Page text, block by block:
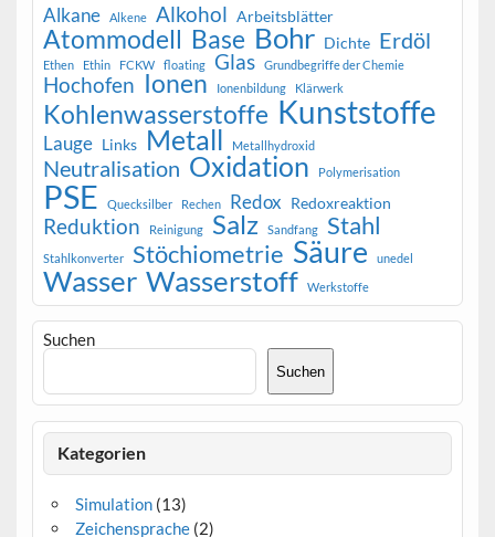
Alkane Alkene Alkohol Arbeitsblätter
Atommodell Base Bohr Dichte Erdöl
Ethen Ethin FCKW floating Glas Grundbegriffe der Chemie
Hochofen Ionen Ionenbildung Klärwerk
Kohlenwasserstoffe Kunststoffe
Lauge Links Metall Metallhydroxid
Neutralisation Oxidation Polymerisation
PSE Quecksilber Rechen Redox Redoxreaktion
Reduktion Reinigung Salz Sandfang Stahl
Stahlkonverter Stöchiometrie Säure unedel
Wasser Wasserstoff Werkstoffe
Suchen
Suchen
Kategorien
Simulation(13)
Zeichensprache(2)